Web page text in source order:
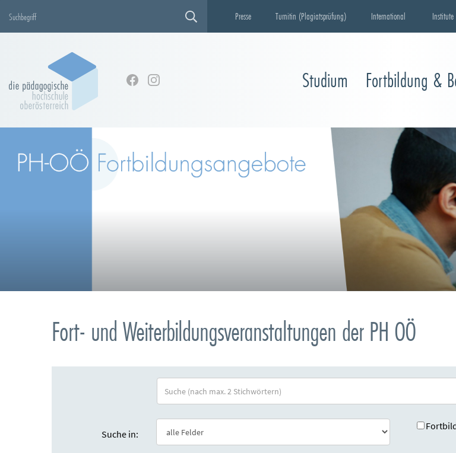
Presse Turnitin (Plagiatsprüfung) International Institute
Studium Fortbildung &
Fort- und Weiterbildungsveranstaltungen der PH OÖ
Suche in: